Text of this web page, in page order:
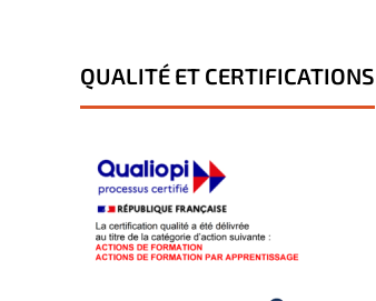
QUALITÉ ET CERTIFICATIONS